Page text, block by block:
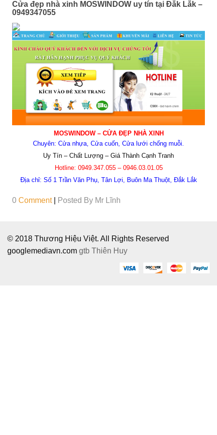
Cửa đẹp nhà xinh MOSWINDOW uy tín tại Đắk Lắk –
0949347055
MOSWINDOW – CỬA ĐẸP NHÀ XINH
Chuyên: Cửa nhựa, Cửa cuốn, Cửa lưới chống muỗi.
Uy Tín – Chất Lượng – Giá Thành Cạnh Tranh
Hotline: 0949.347.055 – 0946.03.01.05
Địa chỉ: Số 1 Trần Văn Phụ, Tân Lợi, Buôn Ma Thuột, Đắk Lắk
0 Comment Posted By Mr Lĩnh
© 2018 Thương Hiệu Việt. All Rights Reserved
googlemediavn.com gtb Thiên Huy